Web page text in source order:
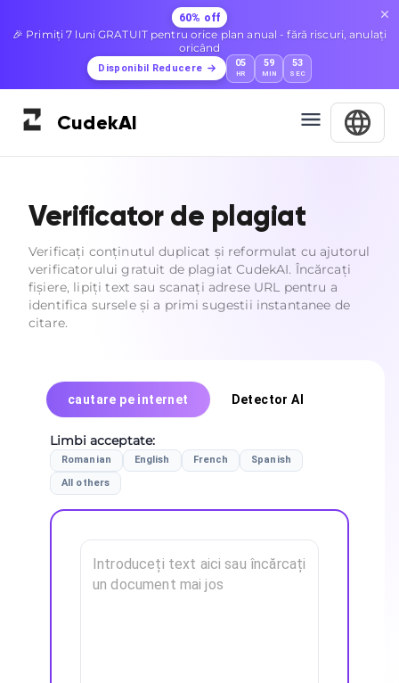
60% off
🎉 Primiți 7 luni GRATUIT pentru orice plan anual - fără riscuri, anulați
oricând
Disponibil Reducere 05
HR
59
MIN
52
SEC
CudekAI
Verificator de plagiat
Verificați conținutul duplicat și reformulat cu ajutorul
verificatorului gratuit de plagiat CudekAI. Încărcați
fișiere, lipiți text sau scanați adrese URL pentru a
identifica sursele și a primi sugestii instantanee de
citare.
cautare pe internet Detector AI
Limbi acceptate:
Romanian English French
Spanish
All others